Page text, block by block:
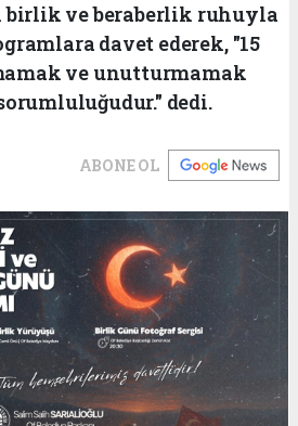
birlik ve beraberlik ruhuyla
davet ederek, "15
ve unutturmamak
dedi.
ABONE OL